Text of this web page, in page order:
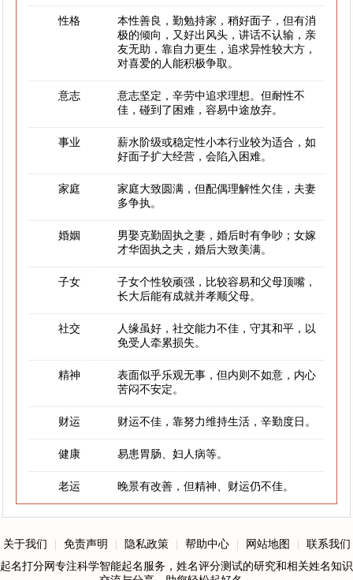
性格
本性善良，勤勉持家，稍好面子，但有消
极的倾向，又好出风头，讲话不认输，亲
友无助，靠自力更生，追求异性较大方，
对喜爱的人能积极争取。
意志
意志坚定，辛劳中追求理想。但耐性不
佳，碰到了困难，容易中途放弃。
事业
薪水阶级或稳定性小本行业较为适合，如
好面子扩大经营，会陷入困难。
家庭
家庭大致圆满，但配偶理解性欠佳，夫妻
多争执。
婚姻
男娶克勤固执之妻，婚后时有争吵；女嫁
才华固执之夫，婚后大致美满。
子女
子女个性较顽强，比较容易和父母顶嘴，
长大后能有成就并孝顺父母。
社交
人缘虽好，社交能力不佳，守其和平，以
免受人牵累损失。
精神
表面似乎乐观无事，但内则不如意，内心
苦闷不安定。
财运 财运不佳，靠努力维持生活，辛勤度日。
健康 易患胃肠、妇人病等。
老运 晚景有改善，但精神、财运仍不佳。
关于我们 免责声明 隐私政策 帮助中心 网站地图
联系我们
起名打分网专注科学智能起名服务，姓名评分测试的研究和相关姓名知识